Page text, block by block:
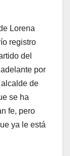
Lorena
registro
del
por
de
se ha
fe, pero
ya le está